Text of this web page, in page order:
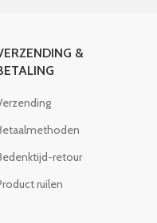
&
retour
ruilen